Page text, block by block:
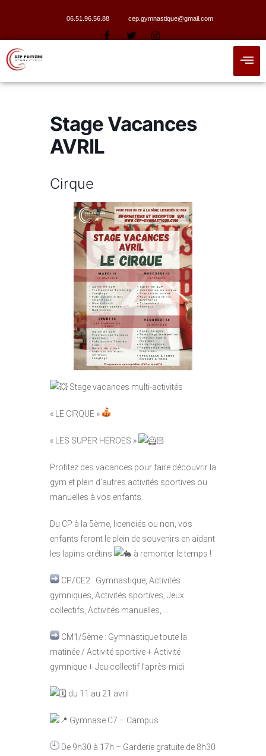
06.51.96.56.88 cep.gymnastique@gmail.com
Stage Vacances
AVRIL
Cirque
Stage vacances multi-activités
« LE CIRQUE »
« LES SUPER HEROES »
Profitez des vacances pour faire découvrir la
gym et plein d’autres activités sportives ou
manuelles à vos enfants.
Du CP à la 5ème, licenciés ou non, vos
enfants feront le plein de souvenirs en aidant
les lapins crétins
à remonter le temps !
CP/CE2 : Gymnastique, Activités
gymniques, Activités sportives, Jeux
collectifs, Activités manuelles, …
CM1/5ème : Gymnastique toute la
matinée / Activité sportive + Activité
gymnique + Jeu collectif l’après-midi
du 11 au 21 avril
Gymnase C7 – Campus
De 9h30 à 17h – Garderie gratuite de 8h30